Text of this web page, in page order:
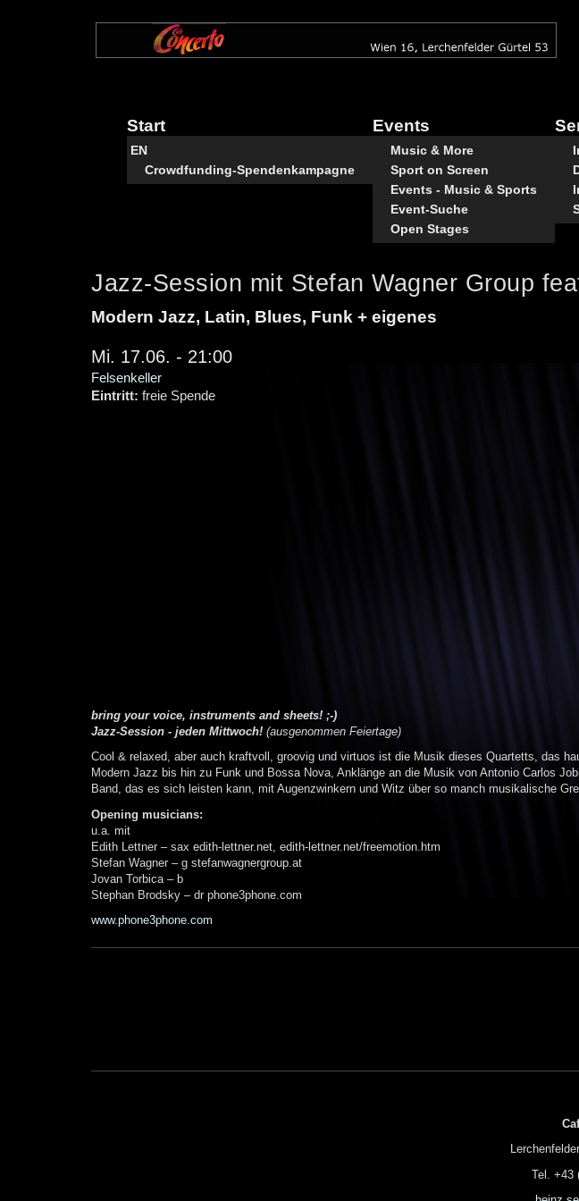
Start
EN
Crowdfunding-Spendenkampagne
Events
Music & More
Sport on Screen
Events - Music & Sports
Event-Suche
Open Stages
Jazz-Session mit Stefan Wagner Group
Modern Jazz, Latin, Blues, Funk + eigenes
Mi. 17.06. - 21:00
Felsenkeller
Eintritt: freie Spende
bring your voice, instruments and sheets! ;-)
Jazz-Session - jeden Mittwoch! (ausgenommen Feiertage)
Cool & relaxed, aber auch kraftvoll, groovig und virtuos ist die Musik dieses Quartetts, das
Modern Jazz bis hin zu Funk und Bossa Nova, Anklänge an die Musik von Antonio Carlos
Band, das es sich leisten kann, mit Augenzwinkern und Witz über so manch musikalische
Opening musicians:
u.a. mit
Edith Lettner – sax edith-lettner.net, edith-lettner.net/freemotion.htm
Stefan Wagner – g stefanwagnergroup.at
Jovan Torbica – b
Stephan Brodsky – dr phone3phone.com
www.phone3phone.com
Tel. +43